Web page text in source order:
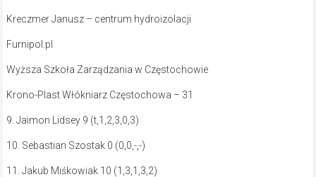
Kreczmer Janusz – centrum hydroizolacji
Furnipol.pl
Wyższa Szkoła Zarządzania w Częstochowie
Krono-Plast Włókniarz Częstochowa – 31
9. Jaimon Lidsey 9 (t,1,2,3,0,3)
10. Sebastian Szostak 0 (0,0,-,-)
11. Jakub Miśkowiak 10 (1,3,1,3,2)